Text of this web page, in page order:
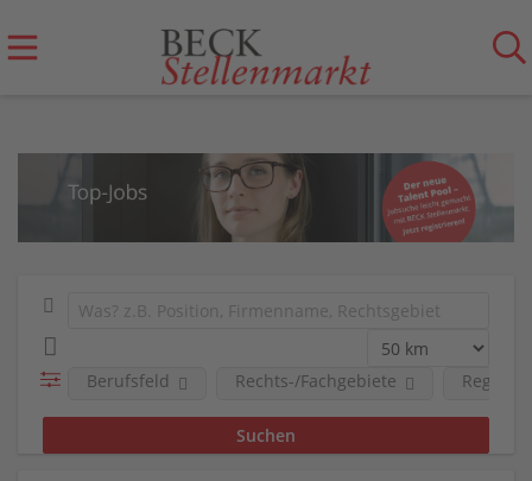
Berufsfeld Rechts-/Fachgebiete Region